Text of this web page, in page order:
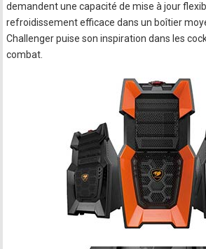
demandent une capacité de mise à jour
refroidissement efficace dans un boîtier
Challenger puise son inspiration dans les
combat.